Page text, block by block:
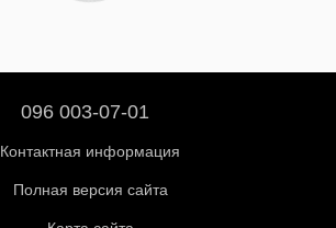
096 003-07-01
Контактная информация
Полная версия сайта